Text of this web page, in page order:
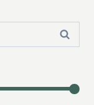
Hľadať